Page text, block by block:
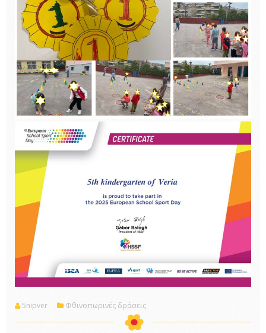
5nipver Φθινοπωρινές δράσεις